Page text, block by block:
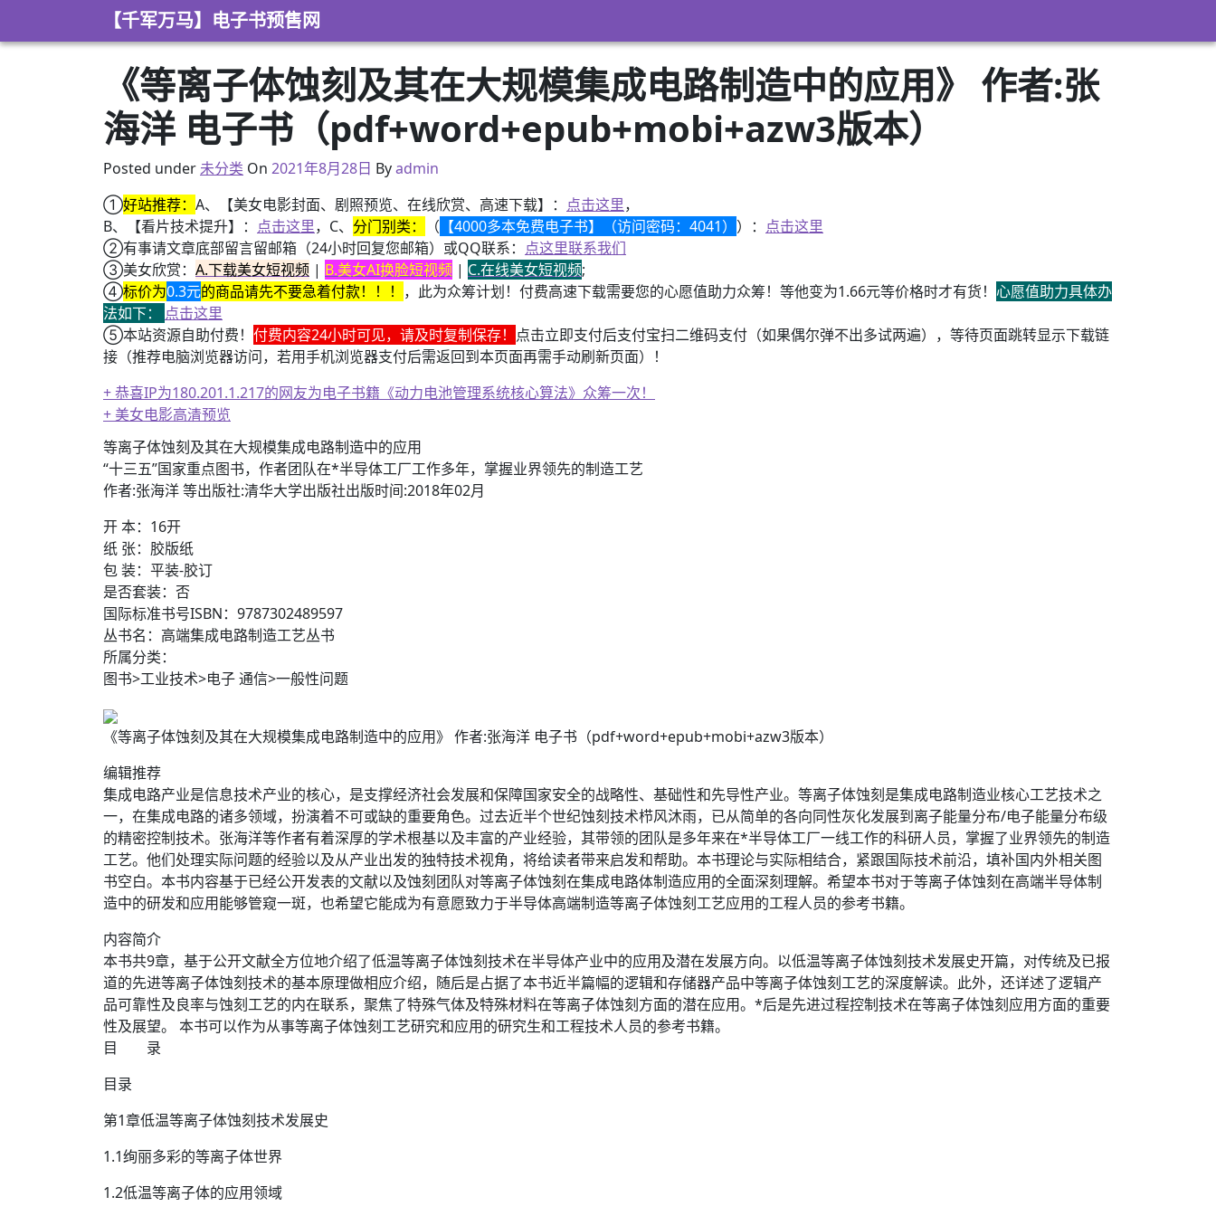
【千军万马】电子书预售网
《等离子体蚀刻及其在大规模集成电路制造中的应用》 作者:张
海洋 电子书（pdf+word+epub+mobi+azw3版本）
Posted under未分类 On 2021年8月25日
2021年8月28日 Byadmin
①好站推荐： A、【美女电影封面、剧照预览、在线欣赏、高速下载】： 点击这里，
B、【看片技术提升】： 点击这里，C、 分门别类： （ 【4000多本免费电子书】（访问密码：4041） ）： 点击这里
②有事请文章底部留言留邮箱（24小时回复您邮箱）或QQ联系： 点这里联系我们
③美女欣赏： A.下载美女短视频 | B.美女AI换脸短视频 | C.在线美女短视频;
④标价为0.3元的商品请先不要急着付款！！！ ，此为众筹计划！付费高速下载需要您的心愿值助力众筹！等他变为1.66元等价格时才有货！ 心愿值助力具体办
法如下： 点击这里
⑤本站资源自助付费！ 付费内容24小时可见，请及时复制保存！ 点击立即支付后支付宝扫二维码支付（如果偶尔弹不出多试两遍），等待页面跳转显示下载链
接（推荐电脑浏览器访问，若用手机浏览器支付后需返回到本页面再需手动刷新页面）！
+ 恭喜IP为180.201.1.217的网友为电子书籍《动力电池管理系统核心算法》众筹一次！
+ 美女电影高清预览
等离子体蚀刻及其在大规模集成电路制造中的应用
“十三五”国家重点图书，作者团队在*半导体工厂工作多年，掌握业界领先的制造工艺
作者:张海洋 等出版社:清华大学出版社出版时间:2018年02月
开 本：16开
纸 张：胶版纸
包 装：平装-胶订
是否套装：否
国际标准书号ISBN：9787302489597
丛书名：高端集成电路制造工艺丛书
所属分类：
图书>工业技术>电子 通信>一般性问题
《等离子体蚀刻及其在大规模集成电路制造中的应用》 作者:张海洋 电子书（pdf+word+epub+mobi+azw3版本）
编辑推荐
集成电路产业是信息技术产业的核心，是支撑经济社会发展和保障国家安全的战略性、基础性和先导性产业。等离子体蚀刻是集成电路制造业核心工艺技术之
一，在集成电路的诸多领域，扮演着不可或缺的重要角色。过去近半个世纪蚀刻技术栉风沐雨，已从简单的各向同性灰化发展到离子能量分布/电子能量分布级
的精密控制技术。张海洋等作者有着深厚的学术根基以及丰富的产业经验，其带领的团队是多年来在*半导体工厂一线工作的科研人员，掌握了业界领先的制造
工艺。他们处理实际问题的经验以及从产业出发的独特技术视角，将给读者带来启发和帮助。本书理论与实际相结合，紧跟国际技术前沿，填补国内外相关图
书空白。本书内容基于已经公开发表的文献以及蚀刻团队对等离子体蚀刻在集成电路体制造应用的全面深刻理解。希望本书对于等离子体蚀刻在高端半导体制
造中的研发和应用能够管窥一斑，也希望它能成为有意愿致力于半导体高端制造等离子体蚀刻工艺应用的工程人员的参考书籍。
内容简介
本书共9章，基于公开文献全方位地介绍了低温等离子体蚀刻技术在半导体产业中的应用及潜在发展方向。以低温等离子体蚀刻技术发展史开篇，对传统及已报
道的先进等离子体蚀刻技术的基本原理做相应介绍，随后是占据了本书近半篇幅的逻辑和存储器产品中等离子体蚀刻工艺的深度解读。此外，还详述了逻辑产
品可靠性及良率与蚀刻工艺的内在联系，聚焦了特殊气体及特殊材料在等离子体蚀刻方面的潜在应用。*后是先进过程控制技术在等离子体蚀刻应用方面的重要
性及展望。 本书可以作为从事等离子体蚀刻工艺研究和应用的研究生和工程技术人员的参考书籍。
目 录
目录
第1章低温等离子体蚀刻技术发展史
1.1绚丽多彩的等离子体世界
1.2低温等离子体的应用领域